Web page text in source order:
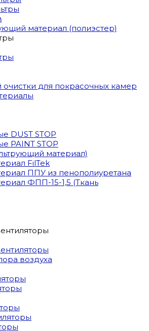
материал (полиэстер)
для покрасочных камер
DUST STOP
PAINT STOP
материал)
FilTek
ППУ из пенополиуретана
ФПП-15-1,5 (Ткань
воздуха